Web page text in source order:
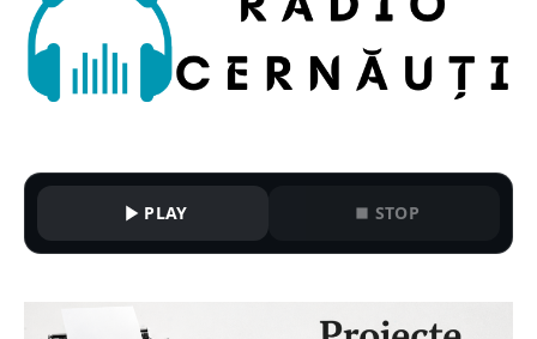
PLAY STOP